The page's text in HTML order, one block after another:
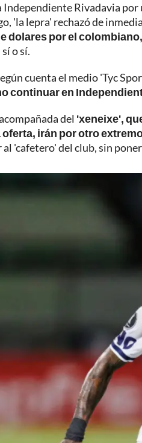
Independiente Rivadavia
'la lepra' rechazó de
dolares por el
o sí.
cuenta el medio 'Tyc
continuar en
del 'xeneixe',
irán por otro
'cafetero' del club, sin